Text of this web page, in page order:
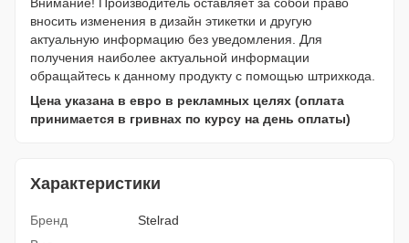
Внимание! Производитель оставляет за собой право
вносить изменения в дизайн этикетки и другую
актуальную информацию без уведомления. Для
получения наиболее актуальной информации
обращайтесь к данному продукту с помощью штрихкода.
Цена указана в евро в рекламных целях (оплата
принимается в гривнах по курсу на день оплаты)
Характеристики
Бренд
Stelrad